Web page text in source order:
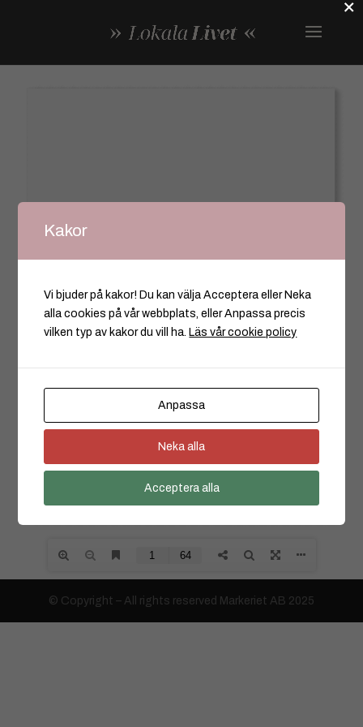
© Copyright – All rights reserved Markeriet AB 2025
×
Kakor
Vi bjuder på kakor! Du kan välja Acceptera eller Neka
alla cookies på vår webbplats, eller Anpassa precis
vilken typ av kakor du vill ha. Läs vår cookie policy
Anpassa
Neka alla
Acceptera alla